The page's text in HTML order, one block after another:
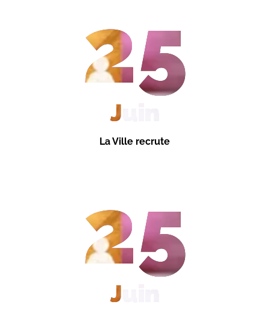
La Ville recrute
25
Juin
25
Juin